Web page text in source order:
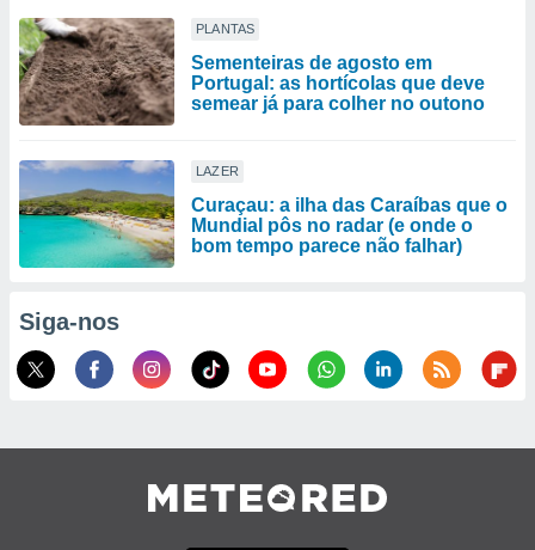
PLANTAS
Sementeiras de agosto em
Portugal: as hortícolas que deve
semear já para colher no outono
LAZER
Curaçau: a ilha das Caraíbas que o
Mundial pôs no radar (e onde o
bom tempo parece não falhar)
Siga-nos